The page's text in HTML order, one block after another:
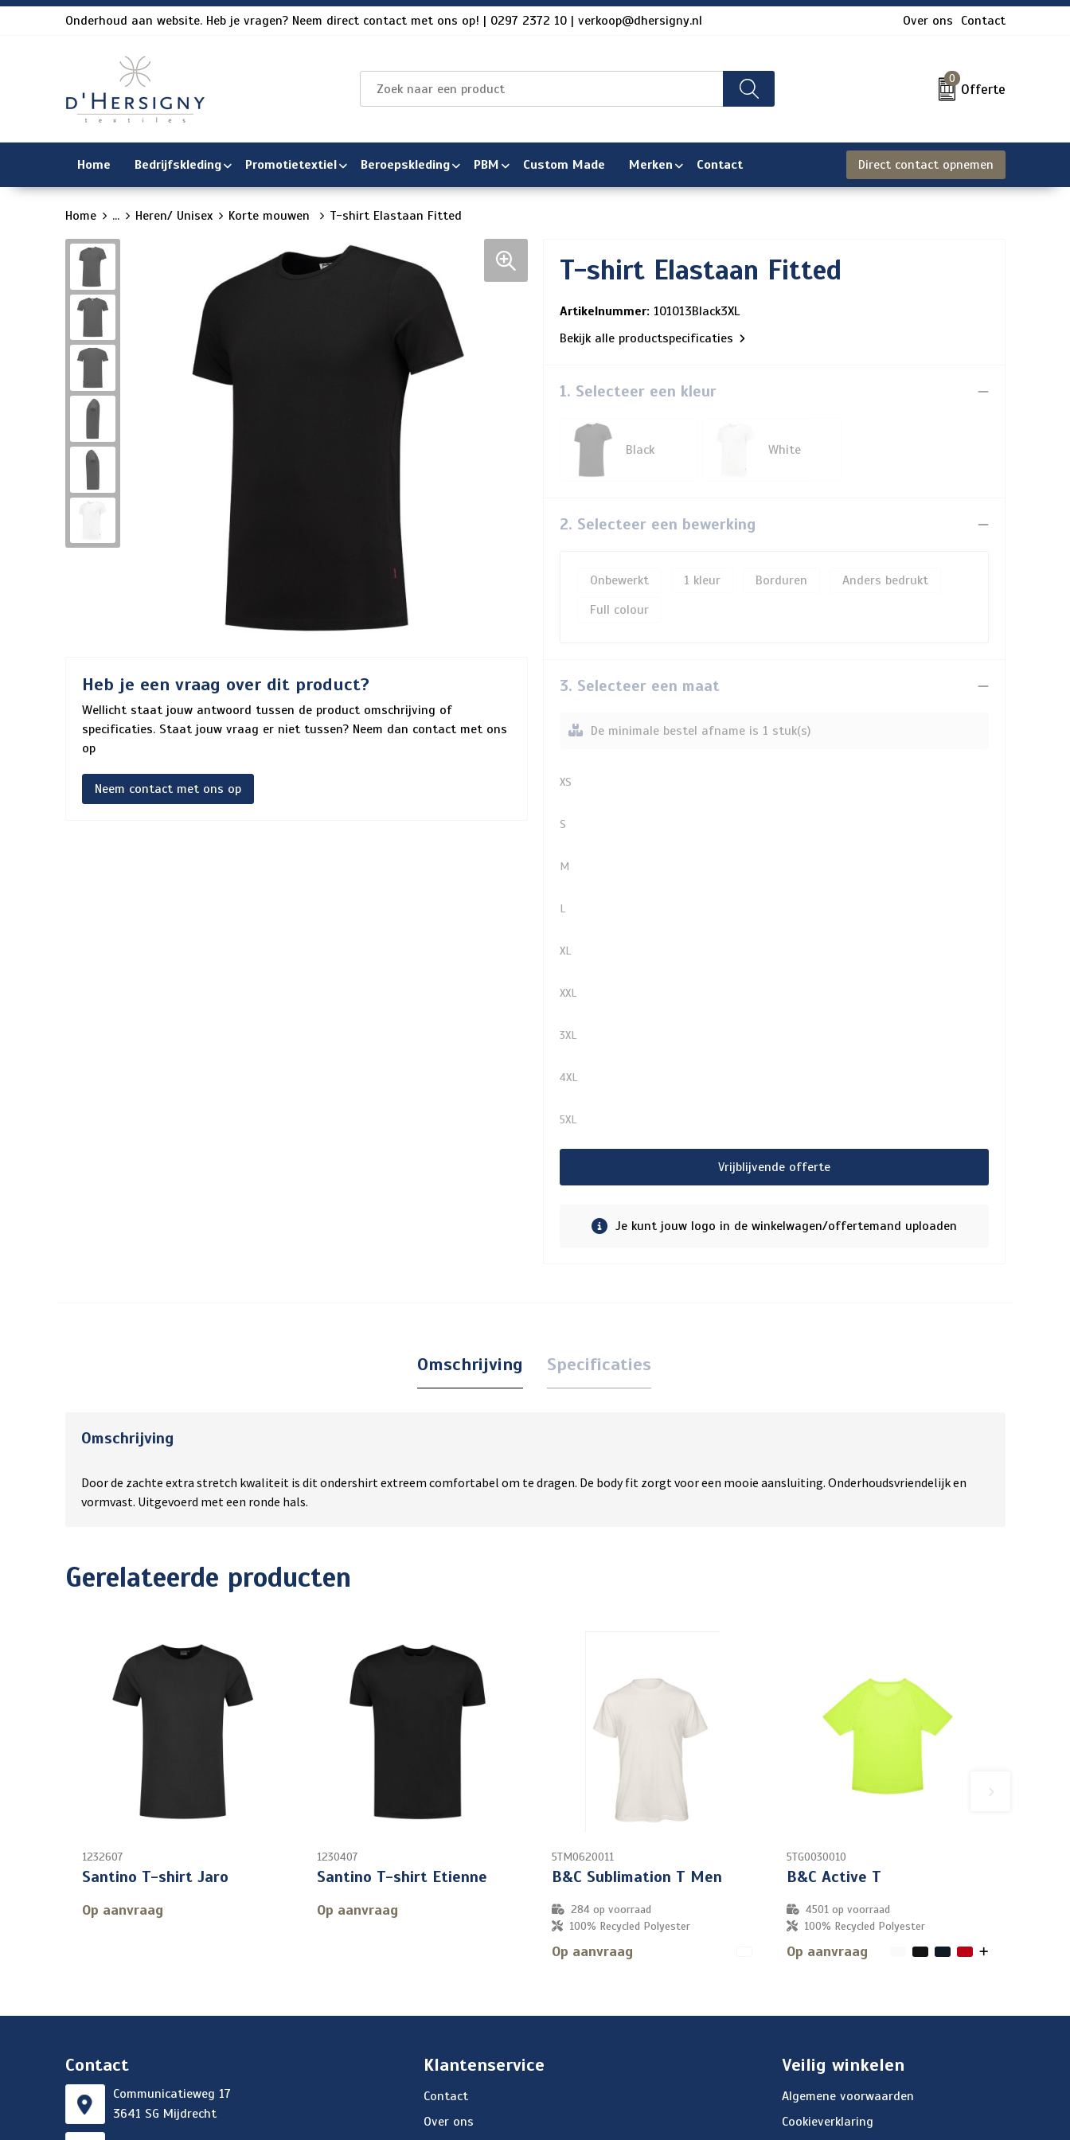
Onderhoud aan website. Heb je vragen? Neem direct contact met ons op! | 0297 2372 10 | verkoop@dhersigny.nl Over ons Contact
0
Offerte
Home Bedrijfskleding Promotietextiel Beroepskleding PBM Custom Made Merken Contact Direct contact opnemen
Home ... Heren/ Unisex Korte mouwen T-shirt Elastaan Fitted
Heb je een vraag over dit product?
Wellicht staat jouw antwoord tussen de product omschrijving of
specificaties. Staat jouw vraag er niet tussen? Neem dan contact met ons
op
Neem contact met ons op
T-shirt Elastaan Fitted
Artikelnummer: 101013Black3XL
Bekijk alle productspecificaties
1. Selecteer een kleur
Black White
2. Selecteer een bewerking
Onbewerkt 1 Borduren
Anders bedrukt
Full colour
3. Selecteer een maat
De minimale bestel afname is 1 stuk(s)
XS
S
M
L
XL
XXL
3XL
4XL
5XL
Vrijblijvende offerte
Je kunt jouw logo in de winkelwagen/offertemand uploaden
Omschrijving Specificaties
Omschrijving
Door de zachte extra stretch kwaliteit is dit ondershirt extreem comfortabel om te dragen. De body fit zorgt voor een mooie aansluiting. Onderhoudsvriendelijk en
vormvast. Uitgevoerd met een ronde hals.
Gerelateerde producten
1232607
Santino T-shirt Jaro
Op aanvraag
1230407
Santino T-shirt Etienne
Op aanvraag
5TM0620011
B&C Sublimation T Men
284 op voorraad
100% Recycled Polyester
Op aanvraag
5TG0030010
B&C Active T
4501 op voorraad
100% Recycled Polyester
Op aanvraag
Contact
Communicatieweg 17
3641 SG Mijdrecht
Klantenservice
Contact
Over ons
Veilig winkelen
Algemene voorwaarden
Cookieverklaring